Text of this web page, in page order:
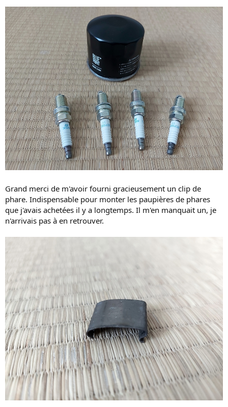
Grand merci de m'avoir fourni gracieusement un clip de
phare. Indispensable pour monter les paupières de phares
que j'avais achetées il y a longtemps. Il m'en manquait un, je
n'arrivais pas à en retrouver.